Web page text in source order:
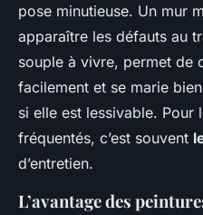
pose minutieuse. Un mur
apparaître les défauts au
souple à vivre, permet de
facilement et se marie
si elle est lessivable. Pour
fréquentés, c’est souvent
d’entretien.
L’avantage des